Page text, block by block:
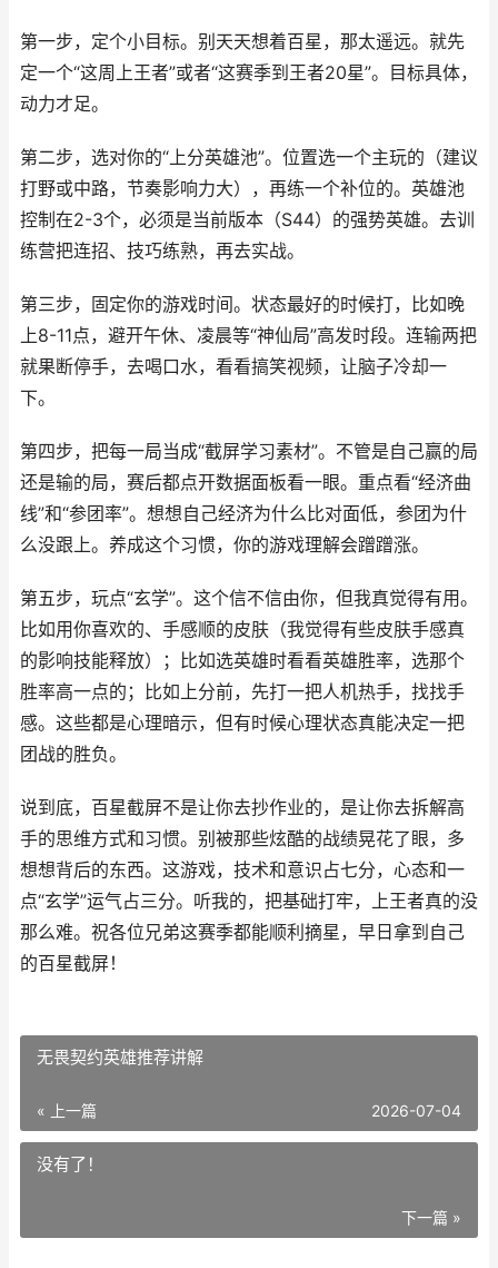
第一步，定个小目标。别天天想着百星，那太遥远。就先
定一个“这周上王者”或者“这赛季到王者20星”。目标具体，
动力才足。
第二步，选对你的“上分英雄池”。位置选一个主玩的（建议
打野或中路，节奏影响力大），再练一个补位的。英雄池
控制在2-3个，必须是当前版本（S44）的强势英雄。去训
练营把连招、技巧练熟，再去实战。
第三步，固定你的游戏时间。状态最好的时候打，比如晚
上8-11点，避开午休、凌晨等“神仙局”高发时段。连输两把
就果断停手，去喝口水，看看搞笑视频，让脑子冷却一
下。
第四步，把每一局当成“截屏学习素材”。不管是自己赢的局
还是输的局，赛后都点开数据面板看一眼。重点看“经济曲
线”和“参团率”。想想自己经济为什么比对面低，参团为什
么没跟上。养成这个习惯，你的游戏理解会蹭蹭涨。
第五步，玩点“玄学”。这个信不信由你，但我真觉得有用。
比如用你喜欢的、手感顺的皮肤（我觉得有些皮肤手感真
的影响技能释放）；比如选英雄时看看英雄胜率，选那个
胜率高一点的；比如上分前，先打一把人机热手，找找手
感。这些都是心理暗示，但有时候心理状态真能决定一把
团战的胜负。
说到底，百星截屏不是让你去抄作业的，是让你去拆解高
手的思维方式和习惯。别被那些炫酷的战绩晃花了眼，多
想想背后的东西。这游戏，技术和意识占七分，心态和一
点“玄学”运气占三分。听我的，把基础打牢，上王者真的没
那么难。祝各位兄弟这赛季都能顺利摘星，早日拿到自己
的百星截屏！
无畏契约英雄推荐讲解
« 上一篇 2026-07-04
没有了！
下一篇 »